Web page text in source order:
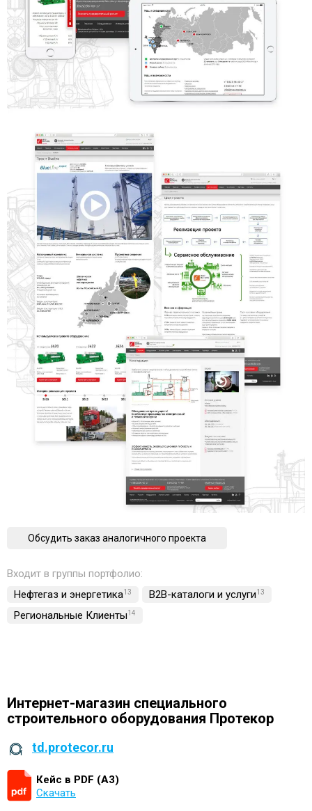
Обсудить заказ аналогичного проекта
Входит в группы портфолио:
Нефтегаз и энергетика13 B2B-каталоги и услуги13
Региональные Клиенты14
Интернет-магазин специального
строительного оборудования Протекор
td.protecor.ru
Кейс в PDF (А3)
Скачать